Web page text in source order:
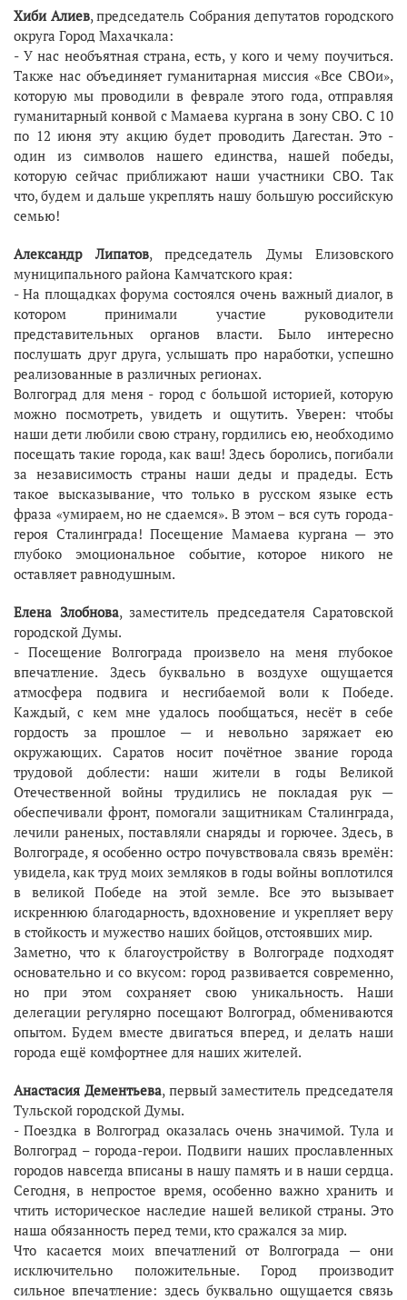
Хиби Алиев, председатель Собрания депутатов городского
округа Город Махачкала:
- У нас необъятная страна, есть, у кого и чему поучиться.
Также нас объединяет гуманитарная миссия «Все СВОи»,
которую мы проводили в феврале этого года, отправляя
гуманитарный конвой с Мамаева кургана в зону СВО. С 10
по 12 июня эту акцию будет проводить Дагестан. Это -
один из символов нашего единства, нашей победы,
которую сейчас приближают наши участники СВО. Так
что, будем и дальше укреплять нашу большую российскую
семью!
Александр Липатов, председатель Думы Елизовского
муниципального района Камчатского края:
- На площадках форума состоялся очень важный диалог, в
котором принимали участие руководители
представительных органов власти. Было интересно
послушать друг друга, услышать про наработки, успешно
реализованные в различных регионах.
Волгоград для меня - город с большой историей, которую
можно посмотреть, увидеть и ощутить. Уверен: чтобы
наши дети любили свою страну, гордились ею, необходимо
посещать такие города, как ваш! Здесь боролись, погибали
за независимость страны наши деды и прадеды. Есть
такое высказывание, что только в русском языке есть
фраза «умираем, но не сдаемся». В этом – вся суть города-
героя Сталинграда! Посещение Мамаева кургана — это
глубоко эмоциональное событие, которое никого не
оставляет равнодушным.
Елена Злобнова, заместитель председателя Саратовской
городской Думы.
- Посещение Волгограда произвело на меня глубокое
впечатление. Здесь буквально в воздухе ощущается
атмосфера подвига и несгибаемой воли к Победе.
Каждый, с кем мне удалось пообщаться, несёт в себе
гордость за прошлое — и невольно заряжает ею
окружающих. Саратов носит почётное звание города
трудовой доблести: наши жители в годы Великой
Отечественной войны трудились не покладая рук —
обеспечивали фронт, помогали защитникам Сталинграда,
лечили раненых, поставляли снаряды и горючее. Здесь, в
Волгограде, я особенно остро почувствовала связь времён:
увидела, как труд моих земляков в годы войны воплотился
в великой Победе на этой земле. Все это вызывает
искреннюю благодарность, вдохновение и укрепляет веру
в стойкость и мужество наших бойцов, отстоявших мир.
Заметно, что к благоустройству в Волгограде подходят
основательно и со вкусом: город развивается современно,
но при этом сохраняет свою уникальность. Наши
делегации регулярно посещают Волгоград, обмениваются
опытом. Будем вместе двигаться вперед, и делать наши
города ещё комфортнее для наших жителей.
Анастасия Дементьева, первый заместитель председателя
Тульской городской Думы.
- Поездка в Волгоград оказалась очень значимой. Тула и
Волгоград – города-герои. Подвиги наших прославленных
городов навсегда вписаны в нашу память и в наши сердца.
Сегодня, в непростое время, особенно важно хранить и
чтить историческое наследие нашей великой страны. Это
наша обязанность перед теми, кто сражался за мир.
Что касается моих впечатлений от Волгограда — они
исключительно положительные. Город производит
сильное впечатление: здесь буквально ощущается связь